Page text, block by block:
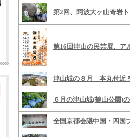
第2回、阿波大ヶ山奇岩
第16回津山の民芸展、ア
津山城の８月 本丸付近
６月の津山城(鶴山公園)
全国京都会議中国・四国